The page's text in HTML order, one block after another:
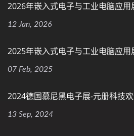
2026年嵌入式电子与工业电脑应用
12 Jan, 2026
2025年嵌入式电子与工业电脑应用
07 Feb, 2025
2024德国慕尼黑电子展-元册科技
13 Sep, 2024